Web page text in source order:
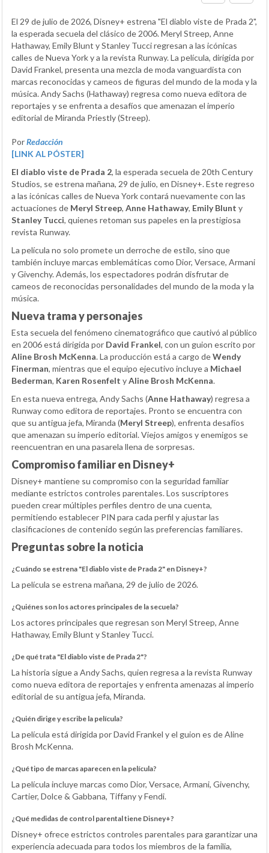
El 29 de julio de 2026, Disney+ estrena "El diablo viste de Prada 2",
la esperada secuela del clásico de 2006. Meryl Streep, Anne
Hathaway, Emily Blunt y Stanley Tucci regresan a las icónicas
calles de Nueva York y a la revista Runway. La película, dirigida por
David Frankel, presenta una mezcla de moda vanguardista con
marcas reconocidas y cameos de figuras del mundo de la moda y la
música. Andy Sachs (Hathaway) regresa como nueva editora de
reportajes y se enfrenta a desafíos que amenazan el imperio
editorial de Miranda Priestly (Streep).
PorRedacción
[LINK AL PÓSTER]
El diablo viste de Prada 2, la esperada secuela de 20th Century
Studios, se estrena mañana, 29 de julio, en Disney+. Este regreso
a las icónicas calles de Nueva York contará nuevamente con las
actuaciones de Meryl Streep, Anne Hathaway, Emily Blunt y
Stanley Tucci, quienes retoman sus papeles en la prestigiosa
revista Runway.
La película no solo promete un derroche de estilo, sino que
también incluye marcas emblemáticas como Dior, Versace, Armani
y Givenchy. Además, los espectadores podrán disfrutar de
cameos de reconocidas personalidades del mundo de la moda y la
música.
Nueva trama y personajes
Esta secuela del fenómeno cinematográfico que cautivó al público
en 2006 está dirigida por David Frankel, con un guion escrito por
Aline Brosh McKenna. La producción está a cargo deWendy
Finerman, mientras que el equipo ejecutivo incluye a Michael
Bederman, Karen Rosenfelt yAline Brosh McKenna.
En esta nueva entrega, Andy Sachs (Anne Hathaway) regresa a
Runway como editora de reportajes. Pronto se encuentra con
que su antigua jefa, Miranda (Meryl Streep), enfrenta desafíos
que amenazan su imperio editorial. Viejos amigos y enemigos se
reencuentran en una pasarela llena de sorpresas.
Compromiso familiar en Disney+
Disney+ mantiene su compromiso con la seguridad familiar
mediante estrictos controles parentales. Los suscriptores
pueden crear múltiples perfiles dentro de una cuenta,
permitiendo establecer PIN para cada perfil y ajustar las
clasificaciones de contenido según las preferencias familiares.
Preguntas sobre la noticia
¿Cuándo se estrena "El diablo viste de Prada 2" en Disney+?
La película se estrena mañana, 29 de julio de 2026.
¿Quiénes son los actores principales de la secuela?
Los actores principales que regresan son Meryl Streep, Anne
Hathaway, Emily Blunt y Stanley Tucci.
¿De qué trata "El diablo viste de Prada 2"?
La historia sigue a Andy Sachs, quien regresa a la revista Runway
como nueva editora de reportajes y enfrenta amenazas al imperio
editorial de su antigua jefa, Miranda.
¿Quién dirige y escribe la película?
La película está dirigida por David Frankel y el guion es de Aline
Brosh McKenna.
¿Qué tipo de marcas aparecen en la película?
La película incluye marcas como Dior, Versace, Armani, Givenchy,
Cartier, Dolce & Gabbana, Tiffany y Fendi.
¿Qué medidas de control parental tiene Disney+?
Disney+ ofrece estrictos controles parentales para garantizar una
experiencia adecuada para todos los miembros de la familia,